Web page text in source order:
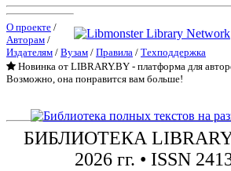
О проекте /
Авторам /
Издателям / Вузам / Правила / Техподдержка
Новинка от LIBRARY.BY - платформа для
Возможно, она понравится вам больше!
БИБЛИОТЕКА
2026 гг. • ISSN